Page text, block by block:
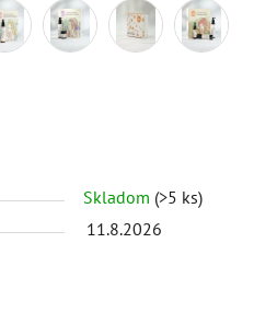
Skladom (>5 ks)
11.8.2026